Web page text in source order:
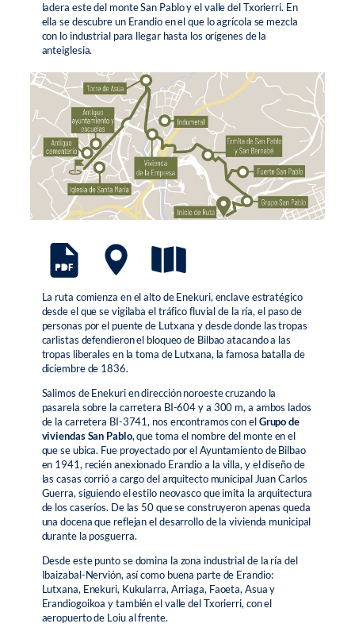
ladera este del monte San Pablo y el valle del Txorierri. En
ella se descubre un Erandio en el que lo agrícola se mezcla
con lo industrial para llegar hasta los orígenes de la
anteiglesia.
La ruta comienza en el alto de Enekuri, enclave estratégico
desde el que se vigilaba el tráfico fluvial de la ría, el paso de
personas por el puente de Lutxana y desde donde las tropas
carlistas defendieron el bloqueo de Bilbao atacando a las
tropas liberales en la toma de Lutxana, la famosa batalla de
diciembre de 1836.
Salimos de Enekuri en dirección noroeste cruzando la
pasarela sobre la carretera BI-604 y a 300 m, a ambos lados
de la carretera BI-3741, nos encontramos con elGrupo de
viviendas San Pablo, que toma el nombre del monte en el
que se ubica. Fue proyectado por el Ayuntamiento de Bilbao
en 1941, recién anexionado Erandio a la villa, y el diseño de
las casas corrió a cargo del arquitecto municipal Juan Carlos
Guerra, siguiendo el estilo neovasco que imita la arquitectura
de los caseríos. De las 50 que se construyeron apenas queda
una docena que reflejan el desarrollo de la vivienda municipal
durante la posguerra.
Desde este punto se domina la zona industrial de la ría del
Ibaizabal-Nervión, así como buena parte de Erandio:
Lutxana, Enekuri, Kukularra, Arriaga, Faoeta, Asua y
Erandiogoikoa y también el valle del Txorierri, con el
aeropuerto de Loiu al frente.